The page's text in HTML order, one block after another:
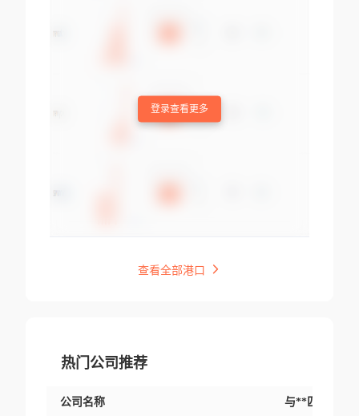
登录查看更多
查看全部港口
热门公司推荐
公司名称 与**匹配交易